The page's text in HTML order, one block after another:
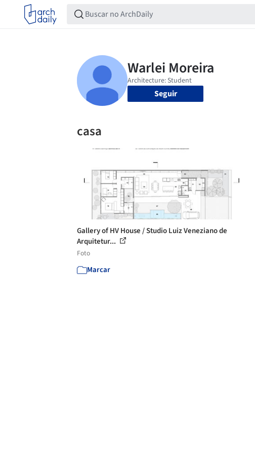
Seguir
casa
Gallery of HV House / Studio Luiz Veneziano de
Arquitetur...
Foto
Marcar